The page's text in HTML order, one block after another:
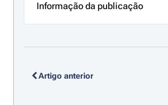
Informação da publicação
Artigo anterior